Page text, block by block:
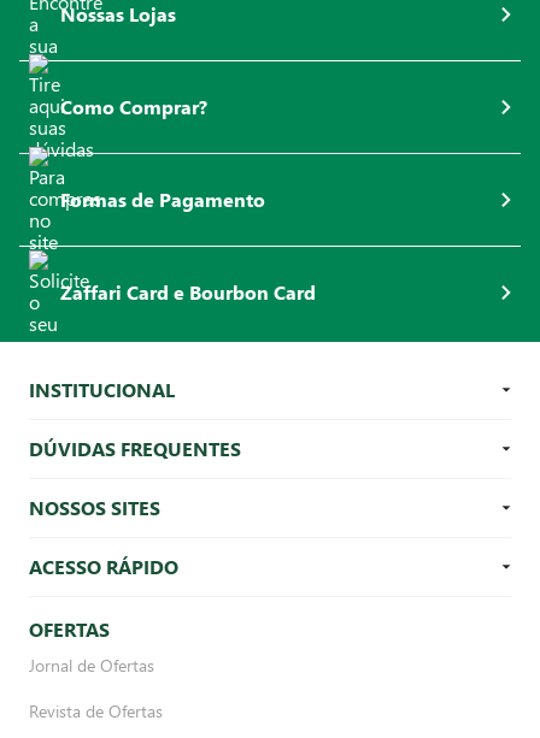
Nossas Lojas
Como Comprar?
Formas de Pagamento
Zaffari Card e Bourbon Card
INSTITUCIONAL
DÚVIDAS FREQUENTES
NOSSOS SITES
ACESSO RÁPIDO
OFERTAS
Jornal de Ofertas
Revista de Ofertas